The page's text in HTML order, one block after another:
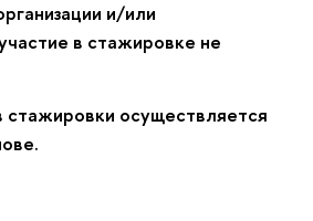
и/или
в стажировке не
стажировки осуществляется